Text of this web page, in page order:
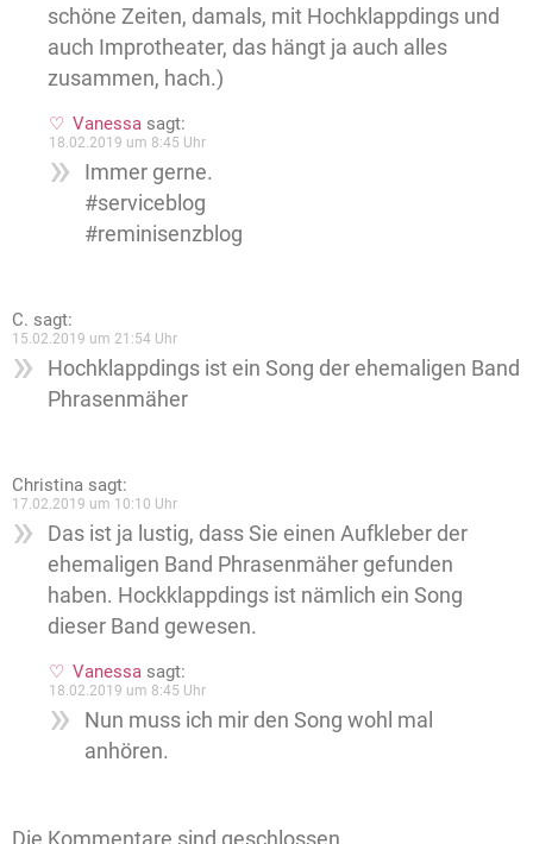
schöne Zeiten, damals, mit Hochklappdings und
auch Improtheater, das hängt ja auch alles
zusammen, hach.)
Vanessa sagt:
18.02.2019 um 8:45 Uhr
Immer gerne.
#serviceblog
#reminisenzblog
C. sagt:
15.02.2019 um 21:54 Uhr
Hochklappdings ist ein Song der ehemaligen Band
Phrasenmäher
Christina sagt:
17.02.2019 um 10:10 Uhr
Das ist ja lustig, dass Sie einen Aufkleber der
ehemaligen Band Phrasenmäher gefunden
haben. Hockklappdings ist nämlich ein Song
dieser Band gewesen.
Vanessa sagt:
18.02.2019 um 8:45 Uhr
Nun muss ich mir den Song wohl mal
anhören.
Die Kommentare sind geschlossen